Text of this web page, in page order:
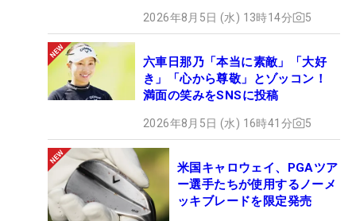
2026年8月5日 (水) 13時14分 5
六車日那乃「本当に素敵」「大好
き」「心から尊敬」とゾッコン！
満面の笑みをSNSに投稿
2026年8月5日 (水) 16時41分 5
米国キャロウェイ、PGAツア
ー選手たちが使用するノーメ
ッキブレードを限定発売